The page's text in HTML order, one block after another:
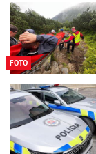
FOTO